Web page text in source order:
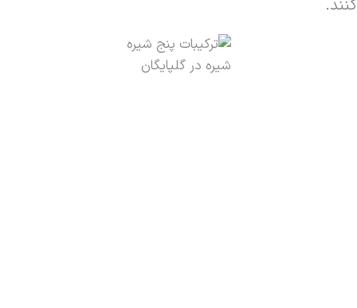
کنند.
شیره در گلپایگان